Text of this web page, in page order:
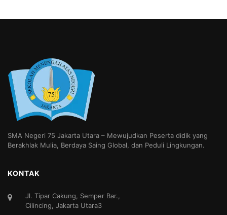
SMA Negeri 75 Jakarta Utara – Mewujudkan Peserta didik yang
Berakhlak Mulia, Berdaya Saing Global, dan Peduli Lingkungan.
KONTAK
Jl. Tipar Cakung, Semper Bar.,
Cilincing, Jakarta Utara3